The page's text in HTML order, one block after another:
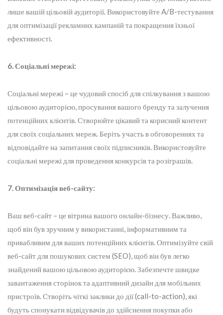
лише вашій цільовій аудиторії. Використовуйте A/B-тестування
для оптимізації рекламних кампаній та покращення їхньої
ефективності.
6. Соціальні мережі:
Соціальні мережі – це чудовий спосіб для спілкування з вашою
цільовою аудиторією, просування вашого бренду та залучення
потенційних клієнтів. Створюйте цікавий та корисний контент
для своїх соціальних мереж. Беріть участь в обговореннях та
відповідайте на запитання своїх підписників. Використовуйте
соціальні мережі для проведення конкурсів та розіграшів.
7. Оптимізація веб-сайту:
Ваш веб-сайт – це вітрина вашого онлайн-бізнесу. Важливо,
щоб він був зручним у використанні, інформативним та
привабливим для ваших потенційних клієнтів. Оптимізуйте свій
веб-сайт для пошукових систем (SEO), щоб він був легко
знайдений вашою цільовою аудиторією. Забезпечте швидке
завантаження сторінок та адаптивний дизайн для мобільних
пристроїв. Створіть чіткі заклики до дії (call-to-action), які
будуть спонукати відвідувачів до здійснення покупки або